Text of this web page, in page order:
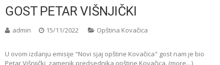
GOST PETAR VIŠNJIČKI
admin 15/11/2022 Opština Kovačica
U ovom izdanju emisije "Novi sjaj opštine Kovačica" gost nam je bio
Petar Višnjički, zamenik predsednika opštine Kovačica. (more…)